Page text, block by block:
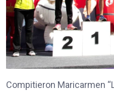
Compitieron Maricarmen